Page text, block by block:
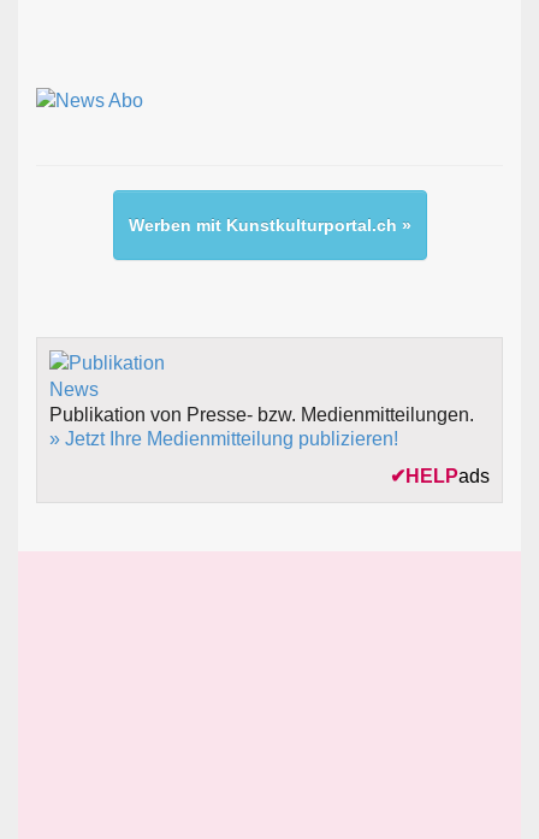
Werben mit Kunstkulturportal.ch »
Publikation von Presse- bzw. Medienmitteilungen.
» Jetzt Ihre Medienmitteilung publizieren!
✔ HELPads